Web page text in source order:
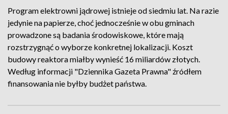
Program elektrowni jądrowej istnieje od siedmiu lat. Na razie
jedynie na papierze, choć jednocześnie w obu gminach
prowadzone są badania środowiskowe, które mają
rozstrzygnąć o wyborze konkretnej lokalizacji. Koszt
budowy reaktora miałby wynieść 16 miliardów złotych.
Według informacji "Dziennika Gazeta Prawna" źródłem
finansowania nie byłby budżet państwa.